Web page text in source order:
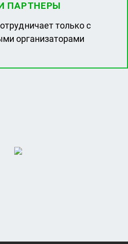
ПАРТНЕРЫ
только с
организаторами